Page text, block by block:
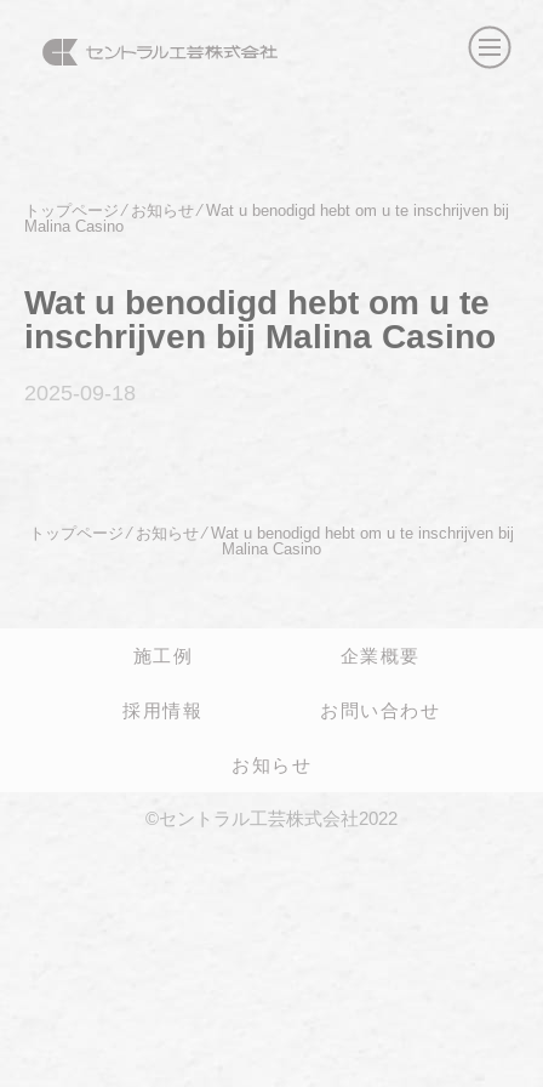
トップページ⁄ お知らせ⁄Wat u benodigd hebt om u te inschrijven bij
Malina Casino
Wat u benodigd hebt om u te
inschrijven bij Malina Casino
2025-09-18
トップページ ⁄ お知らせ⁄Wat u benodigd hebt om u te inschrijven bij
Malina Casino
施工例 企業概要
採用情報 お問い合わせ
お知らせ
©セントラル工芸株式会社2022